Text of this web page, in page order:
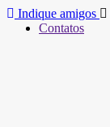
Indique amigos
Contatos